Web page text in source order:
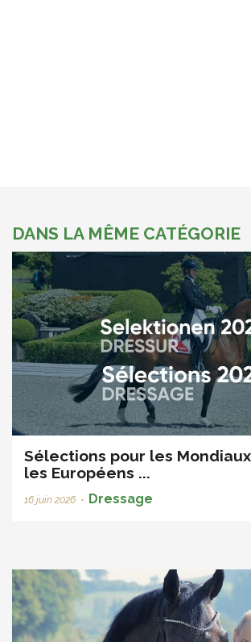
DANS LA MÊME CATÉGORIE
Sélections pour les
les Européens ...
16 juin 2026 • Dressage